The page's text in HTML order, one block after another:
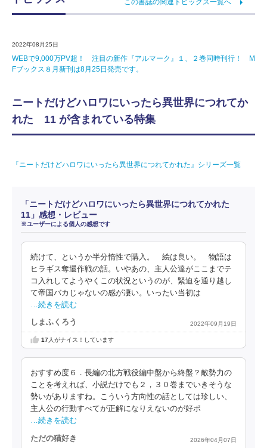
この書誌の関連トピックス一覧へ
2022年08月25日
WEBで9,000万PV超！ 注目の新作『アルマーク』１、２巻同時刊行！ M
Fブックス８月新刊は8月25日発売です。
ニートだけどハロワにいったら異世界につれてか
れた 11 が含まれている特集
『ニートだけどハロワにいったら異世界につれてかれた』シリーズ一覧
「ニートだけどハロワにいったら異世界につれてかれた
11」感想・レビュー
※ユーザーによる個人の感想です
続けて、というか半分惰性で購入。 絵は良い。 物語は
ヒラギス奪還作戦の話。いやあの、主人公達がここまでテ
コ入れしてようやくこの状況というのが、緊迫を通り越し
て帝国バカじゃないの感が凄い。いったい当初は
…続きを読む
しまふくろう 2022年09月19日
17人がナイス！しています
おすすめ度６．長編の北方戦役編中盤から終盤？敵勢力の
ことを考えれば、小説だけでも２，３０巻までいきそうな
勢いがありますね。こういう方向性の話としては珍しい、
主人公の行動すべてが正解になりえないのが好ポ
…続きを読む
ただの猫好き 2026年04月07日